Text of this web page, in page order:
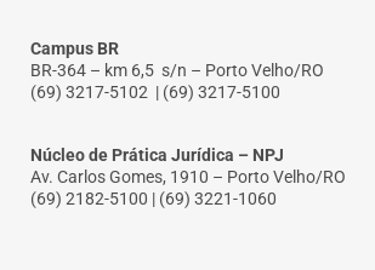
Campus BR
BR-364 – km 6,5 s/n – Porto Velho/RO
(69) 3217-5102 | (69) 3217-5100
Núcleo de Prática Jurídica – NPJ
Av. Carlos Gomes, 1910 – Porto Velho/RO
(69) 2182-5100 | (69) 3221-1060